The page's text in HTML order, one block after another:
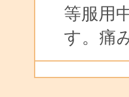
等服用
す。痛